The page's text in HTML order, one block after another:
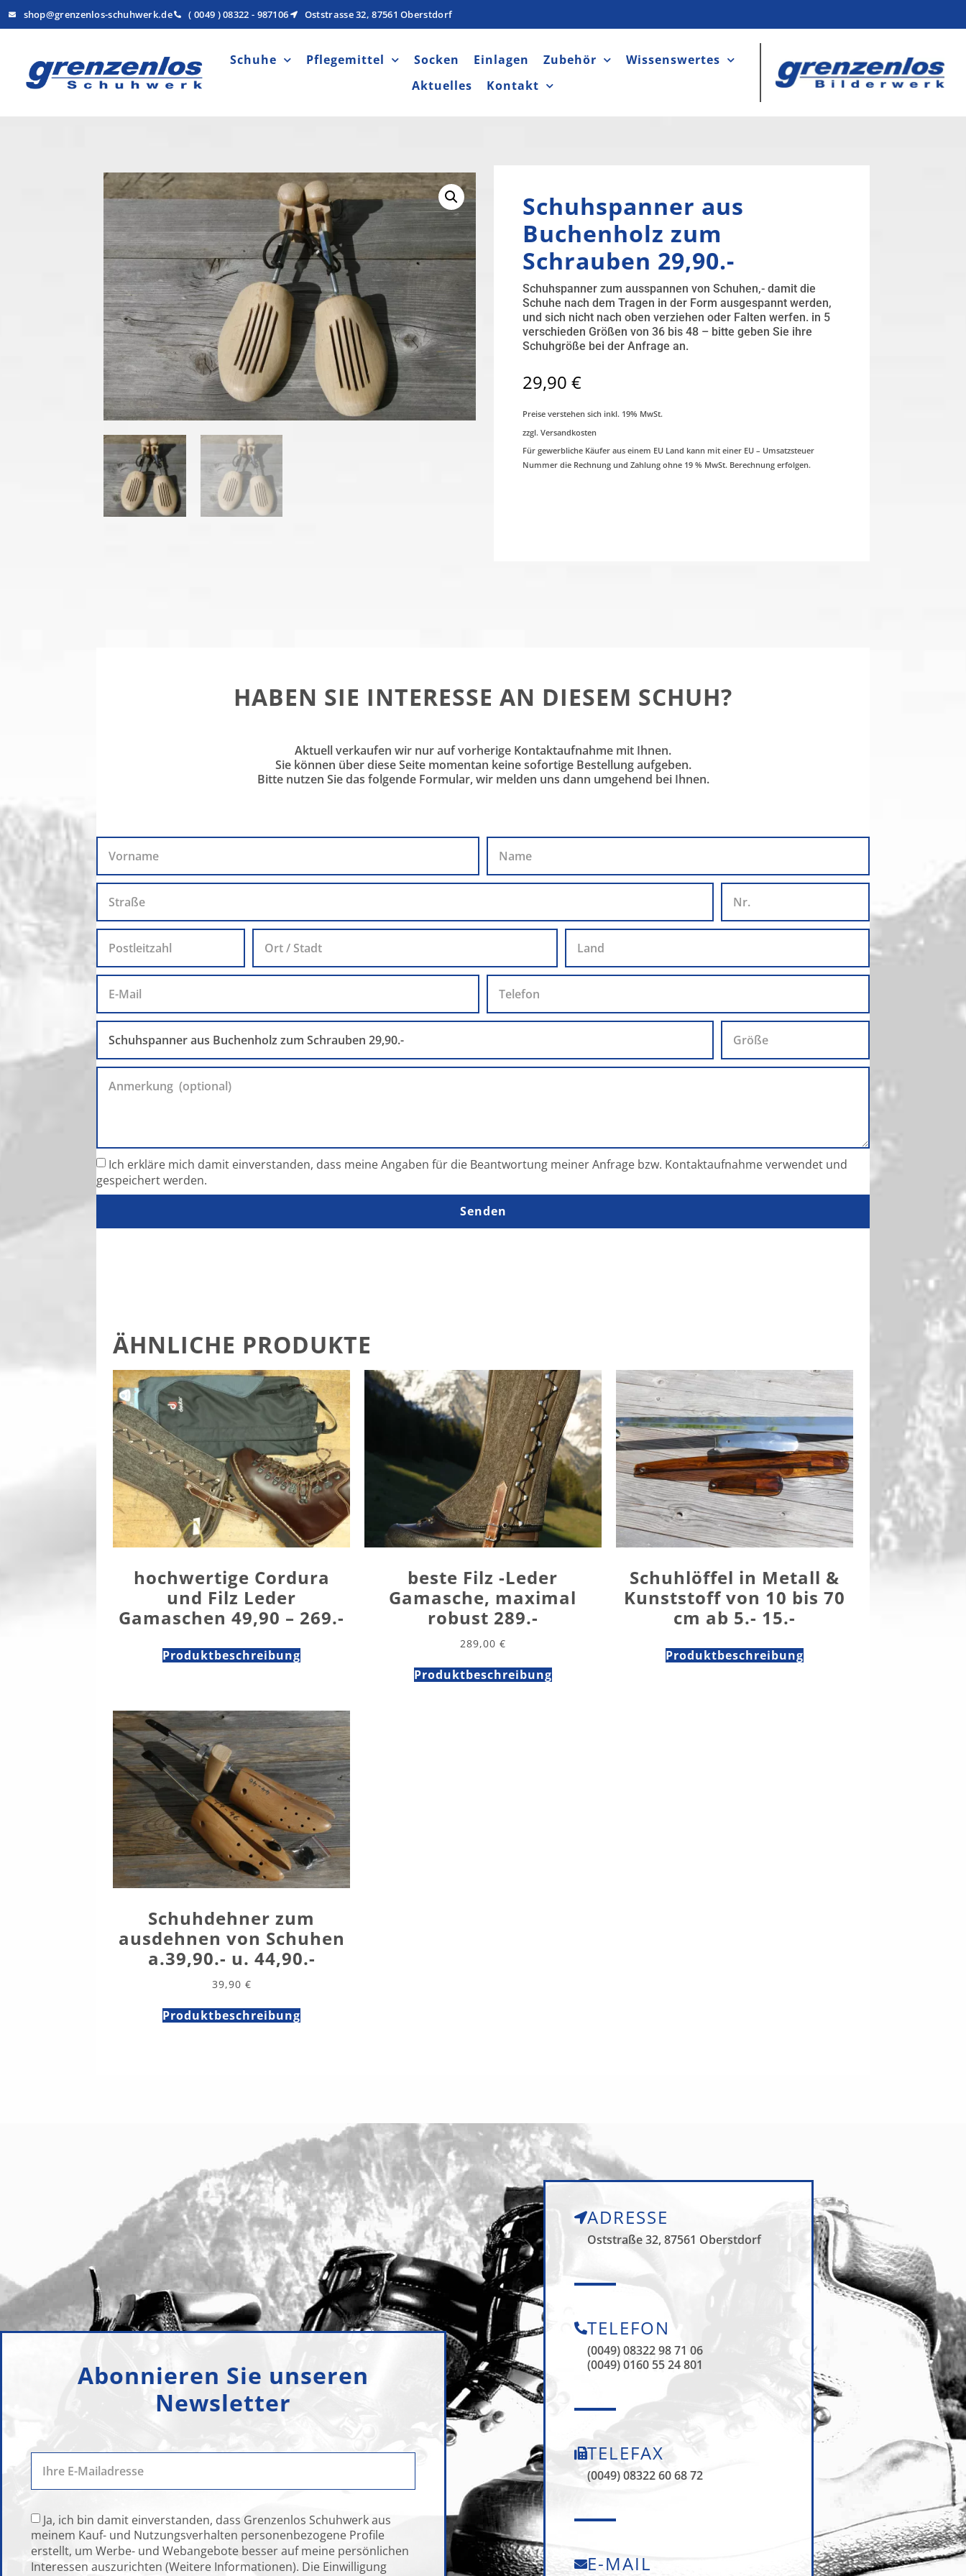
shop@grenzenlos-schuhwerk.de ( 0049 ) 08322 - 987106 Oststrasse 32, 87561 Oberstdorf
Schuhe Pflegemittel Socken Einlagen Zubehör
Wissenswertes
Aktuelles
Kontakt
Schuhspanner aus
Buchenholz zum
Schrauben 29,90.-
Schuhspanner zum ausspannen von Schuhen,- damit die
Schuhe nach dem Tragen in der Form ausgespannt werden,
und sich nicht nach oben verziehen oder Falten werfen. in 5
verschieden Größen von 36 bis 48 – bitte geben Sie ihre
Schuhgröße bei der Anfrage an.
29,90 €
Preise verstehen sich inkl. 19% MwSt.
zzgl. Versandkosten
Für gewerbliche Käufer aus einem EU Land kann mit einer EU – Umsatzsteuer
Nummer die Rechnung und Zahlung ohne 19 % MwSt. Berechnung erfolgen.
HABEN SIE INTERESSE AN DIESEM SCHUH?
Aktuell verkaufen wir nur auf vorherige Kontaktaufnahme mit Ihnen.
Sie können über diese Seite momentan keine sofortige Bestellung aufgeben.
Bitte nutzen Sie das folgende Formular, wir melden uns dann umgehend bei Ihnen.
Ich erkläre mich damit einverstanden, dass meine Angaben für die Beantwortung meiner Anfrage bzw. Kontaktaufnahme verwendet und
gespeichert werden.
Senden
ÄHNLICHE PRODUKTE
hochwertige Cordura
und Filz Leder
Gamaschen 49,90 – 269.-
Produktbeschreibung
beste Filz -Leder
Gamasche, maximal
robust 289.-
289,00 €
Produktbeschreibung
Schuhlöffel in Metall &
Kunststoff von 10 bis 70
cm ab 5.- 15.-
Produktbeschreibung
Schuhdehner zum
ausdehnen von Schuhen
a.39,90.- u. 44,90.-
39,90 €
Produktbeschreibung
Abonnieren Sie unseren
Newsletter
Ja, ich bin damit einverstanden, dass Grenzenlos Schuhwerk aus
meinem Kauf- und Nutzungsverhalten personenbezogene Profile
erstellt, um Werbe- und Webangebote besser auf meine persönlichen
Interessen auszurichten (Weitere Informationen). Die Einwilligung
ADRESSE
Oststraße 32, 87561 Oberstdorf
TELEFON
(0049) 08322 98 71 06
(0049) 0160 55 24 801
TELEFAX
(0049) 08322 60 68 72
E-MAIL